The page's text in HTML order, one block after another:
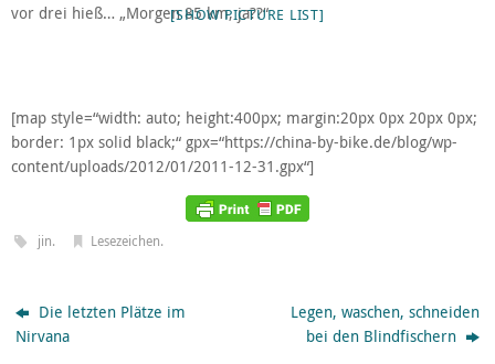
vor drei hieß… „Morgen 85 km, ja??“
[SHOW PICTURE LIST]
[map style=“width: auto; height:400px; margin:20px 0px 20px 0px;
border: 1px solid black;“ gpx=“https://china-by-bike.de/blog/wp-
content/uploads/2012/01/2011-12-31.gpx“]
jin. Lesezeichen.
Die letzten Plätze im
Nirvana
Legen, waschen, schneiden
bei den Blindfischern